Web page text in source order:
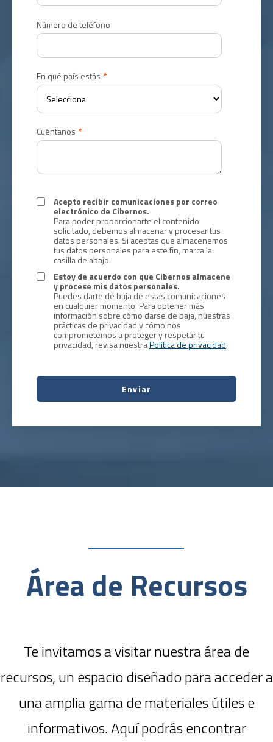
Número de teléfono
En qué país estás *
Cuéntanos *
Acepto recibir comunicaciones por correo
electrónico de Cibernos.
Para poder proporcionarte el contenido
solicitado, debemos almacenar y procesar tus
datos personales. Si aceptas que almacenemos
tus datos personales para este fin, marca la
casilla de abajo.
Estoy de acuerdo con que Cibernos almacene
y procese mis datos personales.
Puedes darte de baja de estas comunicaciones
en cualquier momento. Para obtener más
información sobre cómo darse de baja, nuestras
prácticas de privacidad y cómo nos
comprometemos a proteger y respetar tu
privacidad, revisa nuestraPolítica de privacidad.
Área de Recursos
Te invitamos a visitar nuestra área de
recursos, un espacio diseñado para acceder a
una amplia gama de materiales útiles e
informativos. Aquí podrás encontrar